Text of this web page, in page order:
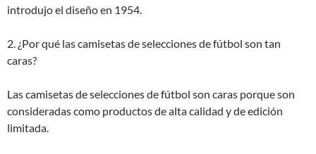
introdujo el diseño en 1954.
2. ¿Por qué las camisetas de selecciones de fútbol son tan
caras?
Las camisetas de selecciones de fútbol son caras porque son
consideradas como productos de alta calidad y de edición
limitada.